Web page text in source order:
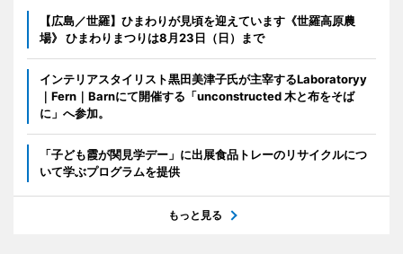
【広島／世羅】ひまわりが見頃を迎えています《世羅高原農
場》 ひまわりまつりは8月23日（日）まで
インテリアスタイリスト黒田美津子氏が主宰するLaboratoryy
｜Fern｜Barnにて開催する「unconstructed 木と布をそば
に」へ参加。
「子ども霞が関見学デー」に出展食品トレーのリサイクルにつ
いて学ぶプログラムを提供
もっと見る